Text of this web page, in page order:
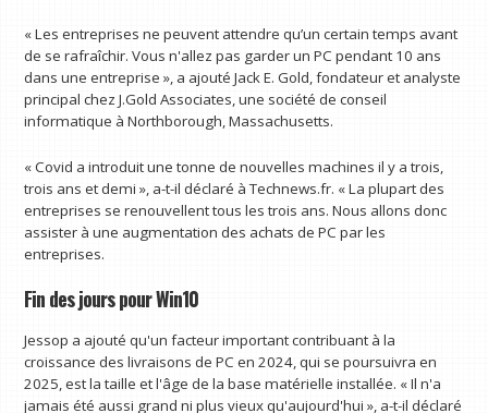
« Les entreprises ne peuvent attendre qu’un certain temps avant
de se rafraîchir. Vous n'allez pas garder un PC pendant 10 ans
dans une entreprise », a ajouté Jack E. Gold, fondateur et analyste
principal chez J.Gold Associates, une société de conseil
informatique à Northborough, Massachusetts.
« Covid a introduit une tonne de nouvelles machines il y a trois,
trois ans et demi », a-t-il déclaré à Technews.fr. « La plupart des
entreprises se renouvellent tous les trois ans. Nous allons donc
assister à une augmentation des achats de PC par les
entreprises.
Fin des jours pour Win10
Jessop a ajouté qu'un facteur important contribuant à la
croissance des livraisons de PC en 2024, qui se poursuivra en
2025, est la taille et l'âge de la base matérielle installée. « Il n'a
jamais été aussi grand ni plus vieux qu'aujourd'hui », a-t-il déclaré